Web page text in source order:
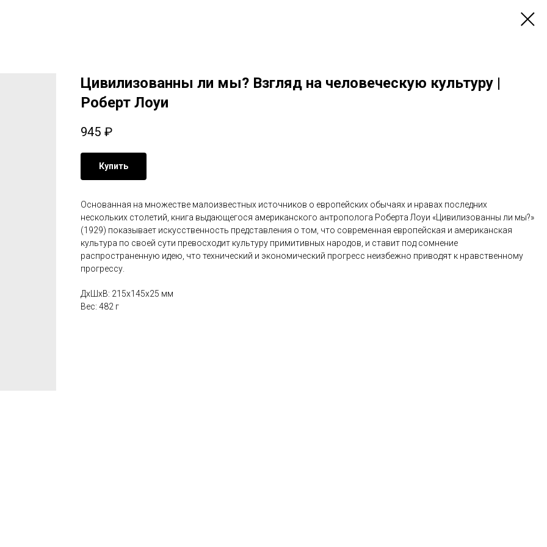
Цивилизованны ли мы? Взгляд на человеческую культуру |
Роберт Лоуи
945 ₽
Купить
Основанная на множестве малоизвестных источников о европейских обычаях и нравах последних
нескольких столетий, книга выдающегося американского антрополога Роберта Лоуи «Цивилизованны ли мы?»
(1929) показывает искусственность представления о том, что современная европейская и американская
культура по своей сути превосходит культуру примитивных народов, и ставит под сомнение
распространенную идею, что технический и экономический прогресс неизбежно приводят к нравственному
прогрессу.
ДxШxВ: 215x145x25 мм
Вес: 482 г